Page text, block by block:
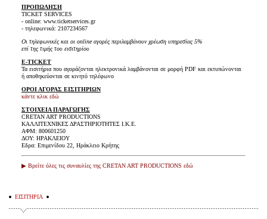
ΠΡΟΠΩΛΗΣΗ
TICKET SERVICES
- online: www.ticketservices.gr
- τηλεφωνικά: 2107234567
Οι τηλεφωνικές και οι online αγορές περιλαμβάνουν χρέωση υπηρεσίας 5%
επί της τιμής του εισιτηρίου
E-TICKET
Τα εισιτήρια που αγοράζονται ηλεκτρονικά λαμβάνονται σε μορφή PDF και εκτυπώνονται
ή αποθηκεύονται σε κινητό τηλέφωνο
ΟΡΟΙ ΑΓΟΡΑΣ ΕΙΣΙΤΗΡΙΩΝ
κάντε κλικ εδώ
ΣΤΟΙΧΕΙΑ ΠΑΡΑΓΩΓΗΣ
CRETAN ART PRODUCTIONS
ΚΑΛΛΙΤΕΧΝΙΚΕΣ ΔΡΑΣΤΗΡΙΟΤΗΤΕΣ Ι.Κ.Ε.
ΑΦΜ: 800601250
ΔΟΥ: ΗΡΑΚΛΕΙΟΥ
Εδρα: Επιμενίδου 22, Ηράκλειο Κρήτης
▶ Βρείτε όλες τις συναυλίες της CRETAN ART PRODUCTIONS εδώ
ΕΙΣΙΤΗΡΙΑ